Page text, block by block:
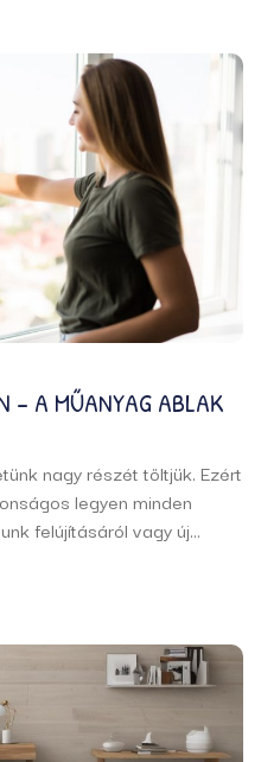
– A MŰANYAG ABLAK
nagy részét töltjük. Ezért
legyen minden
felújításáról vagy új
számos szempontot
döntéseket hozzunk,
hosszú ...